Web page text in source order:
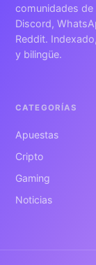
comunidades de
Discord,
Reddit.
y bilingüe.
CATEGORÍAS
Apuestas
Cripto
Gaming
Noticias